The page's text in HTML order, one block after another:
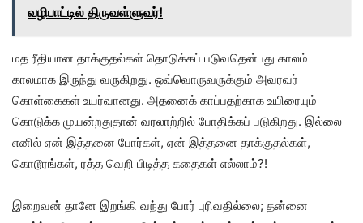
வழிபாட்டில் திருவள்ளுவர்!
மத ரீதியான தாக்குதல்கள் தொடுக்கப் படுவதென்பது காலம்
காலமாக இருந்து வருகிறது. ஒவ்வொருவருக்கும் அவரவர்
கொள்கைகள் உயர்வானது. அதனைக் காப்பதற்காக உயிரையும்
கொடுக்க முயன்றதுதான் வரலாற்றில் போதிக்கப் படுகிறது. இல்லை
எனில் ஏன் இத்தனை போர்கள், ஏன் இத்தனை தாக்குதல்கள்,
கொடூரங்கள், ரத்த வெறி பிடித்த கதைகள் எல்லாம்?!
இறைவன் தானே இறங்கி வந்து போர் புரிவதில்லை; தன்னை